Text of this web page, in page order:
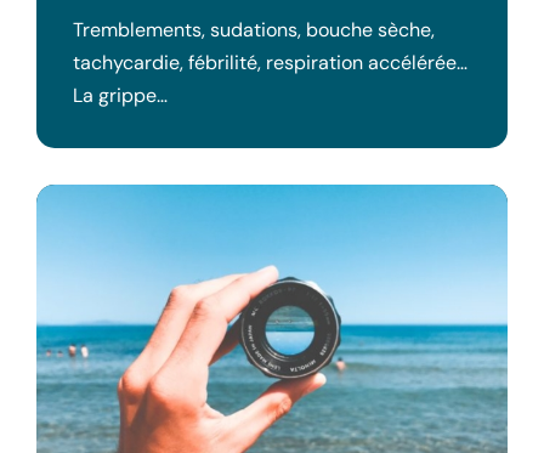
Tremblements, sudations, bouche sèche,
tachycardie, fébrilité, respiration accélérée…
La grippe…